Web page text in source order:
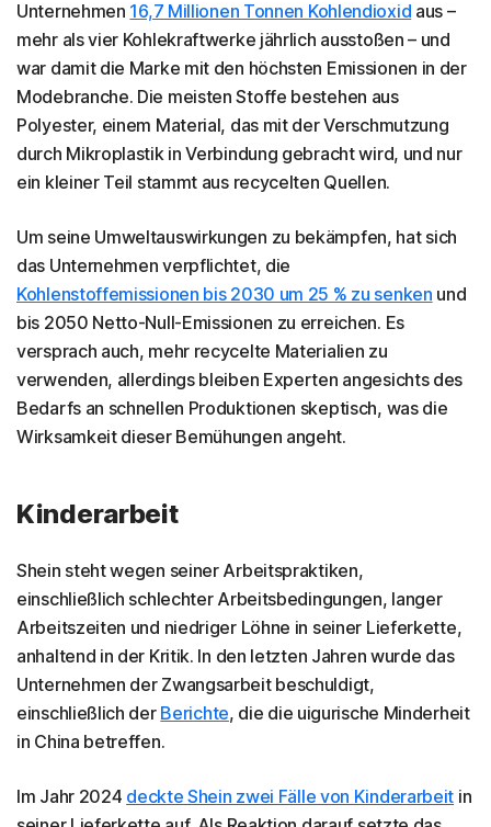
Unternehmen 16,7 Millionen Tonnen Kohlendioxid aus –
mehr als vier Kohlekraftwerke jährlich ausstoßen – und
war damit die Marke mit den höchsten Emissionen in der
Modebranche. Die meisten Stoffe bestehen aus
Polyester, einem Material, das mit der Verschmutzung
durch Mikroplastik in Verbindung gebracht wird, und nur
ein kleiner Teil stammt aus recycelten Quellen.
Um seine Umweltauswirkungen zu bekämpfen, hat sich
das Unternehmen verpflichtet, die
Kohlenstoffemissionen bis 2030 um 25 % zu senken und
bis 2050 Netto-Null-Emissionen zu erreichen. Es
versprach auch, mehr recycelte Materialien zu
verwenden, allerdings bleiben Experten angesichts des
Bedarfs an schnellen Produktionen skeptisch, was die
Wirksamkeit dieser Bemühungen angeht.
Kinderarbeit
Shein steht wegen seiner Arbeitspraktiken,
einschließlich schlechter Arbeitsbedingungen, langer
Arbeitszeiten und niedriger Löhne in seiner Lieferkette,
anhaltend in der Kritik. In den letzten Jahren wurde das
Unternehmen der Zwangsarbeit beschuldigt,
einschließlich der Berichte, die die uigurische Minderheit
in China betreffen.
Im Jahr 2024 deckte Shein zwei Fälle von Kinderarbeit in